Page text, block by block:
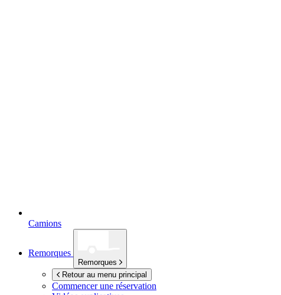
Camions
Remorques
Remorques
Retour au menu principal
Commencer une réservation